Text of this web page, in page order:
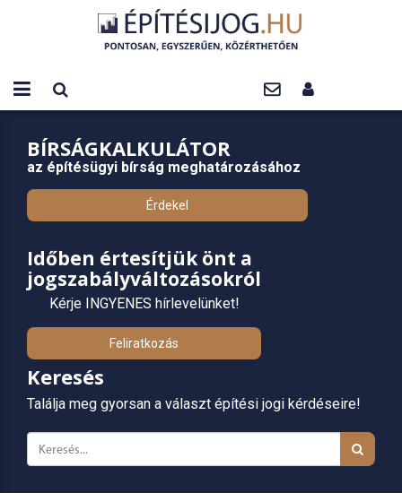
BÍRSÁGKALKULÁTOR
az építésügyi bírság meghatározásához
Érdekel
Időben értesítjük önt a
jogszabályváltozásokról
Kérje INGYENES hírlevelünket!
Feliratkozás
Keresés
Találja meg gyorsan a választ építési jogi kérdéseire!